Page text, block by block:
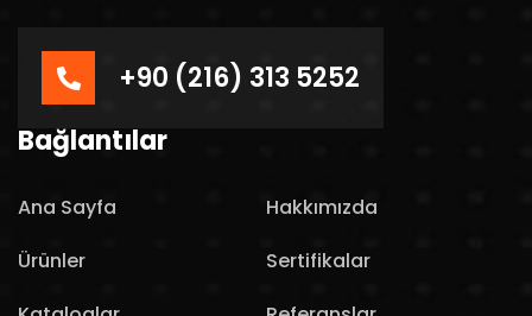
+90 (216) 313 5252
Bağlantılar
Ana Sayfa
Hakkımızda
Ürünler
Sertifikalar